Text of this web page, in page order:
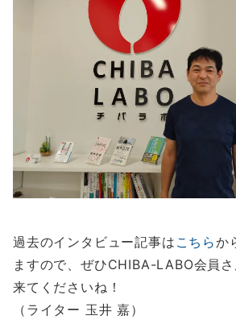
過去のインタビュー記事は こちらか
ますので、ぜひCHIBA-LABO会員
来てくださいね！
（ライター 玉井 嘉）